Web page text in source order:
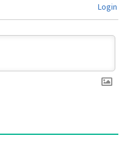
Login